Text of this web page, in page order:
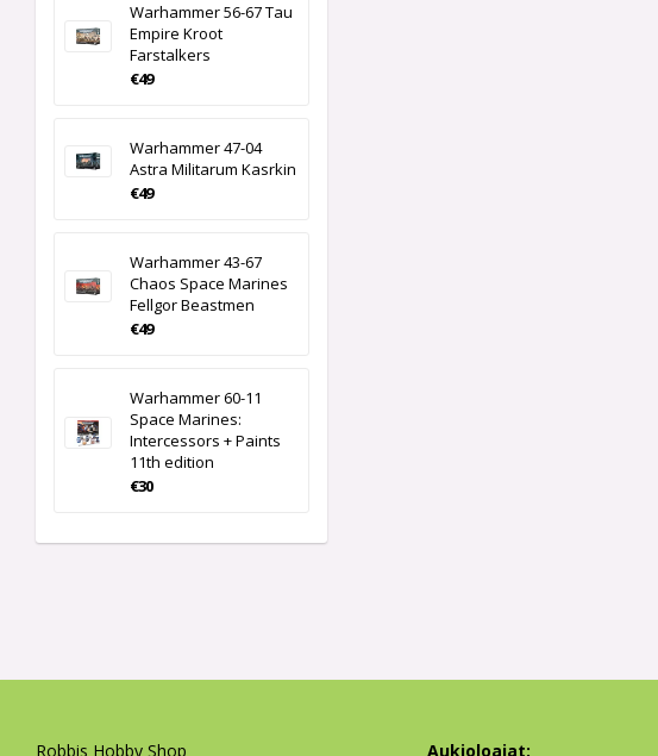
Warhammer 56-67 Tau
Empire Kroot
Farstalkers
€49
Warhammer 47-04
Astra Militarum Kasrkin
€49
Warhammer 43-67
Chaos Space Marines
Fellgor Beastmen
€49
Warhammer 60-11
Space Marines:
Intercessors + Paints
11th edition
€30
Robbis Hobby Shop Aukioloajat: